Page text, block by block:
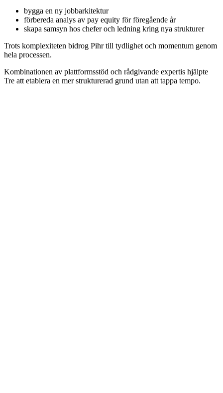
bygga en ny jobbarkitektur
förbereda analys av pay equity för föregående år
skapa samsyn hos chefer och ledning kring nya strukturer
Trots komplexiteten bidrog Pihr till tydlighet och momentum genom
hela processen.
Kombinationen av plattformsstöd och rådgivande expertis hjälpte
Tre att etablera en mer strukturerad grund utan att tappa tempo.